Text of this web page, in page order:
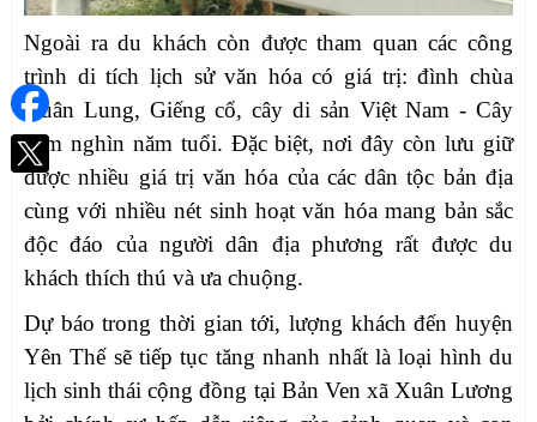
Ngoài ra du khách còn được tham quan các công
trình di tích lịch sử văn hóa có giá trị: đình chùa
Xuân Lung, Giếng cổ, cây di sản Việt Nam - Cây
Lim nghìn năm tuổi. Đặc biệt, nơi đây còn lưu giữ
được nhiều giá trị văn hóa của các dân tộc bản địa
cùng với nhiều nét sinh hoạt văn hóa mang bản sắc
độc đáo của người dân địa phương rất được du
khách thích thú và ưa chuộng.
Dự báo trong thời gian tới, lượng khách đến huyện
Yên Thế sẽ tiếp tục tăng nhanh nhất là loại hình du
lịch sinh thái cộng đồng tại Bản Ven xã Xuân Lương